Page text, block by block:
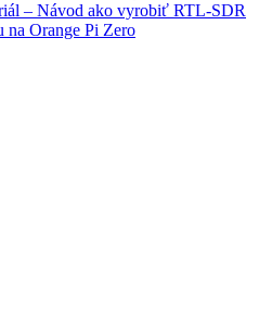
– Návod ako vyrobiť RTL-SDR
na Orange Pi Zero